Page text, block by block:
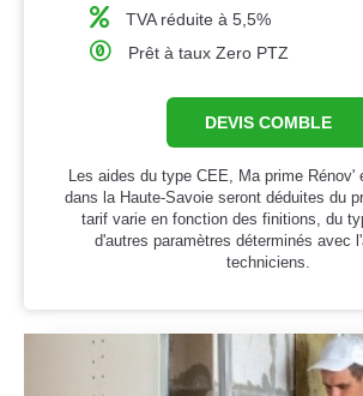
TVA réduite à 5,5%
Prêt à taux Zero PTZ
DEVIS COMBLE
Les aides du type CEE, Ma prime Rénov'
dans la Haute-Savoie seront déduites du
tarif varie en fonction des finitions, du
d'autres paramètres déterminés avec
techniciens.